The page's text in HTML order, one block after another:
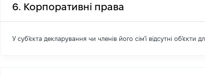
6. Корпоративні права
У суб'єкта декларування чи членів його сім'ї відсутні об'єкти